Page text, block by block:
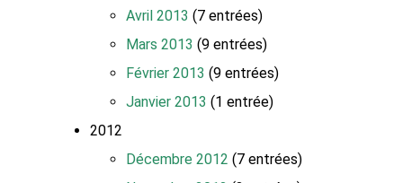
Avril 2013 (7 entrées)
Mars 2013 (9 entrées)
Février 2013 (9 entrées)
Janvier 2013 (1 entrée)
2012
Décembre 2012 (7 entrées)